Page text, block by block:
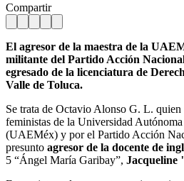
Compartir
El agresor de la maestra de la
militante del Partido Acción
egresado de la licenciatura de
Valle de Toluca.
Se trata de Octavio Alonso G. L.
feministas de la Universidad
(UAEMéx) y por el Partido Acción
presunto agresor de la docente de
5 “Ángel María Garibay”, Jacqueline